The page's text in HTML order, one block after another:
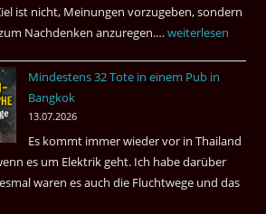
ist nicht, Meinungen vorzugeben, sondern
Nachdenken anzuregen.…Russland
Was
können?
|
Helmut
weiterlesen
Mindestens 32 Tote in einem Pub in
Bangkok
13.07.2026
Es kommt immer wieder vor in Thailand
es um Elektrik geht. Ich habe darüber
waren es auch die Fluchtwege und das